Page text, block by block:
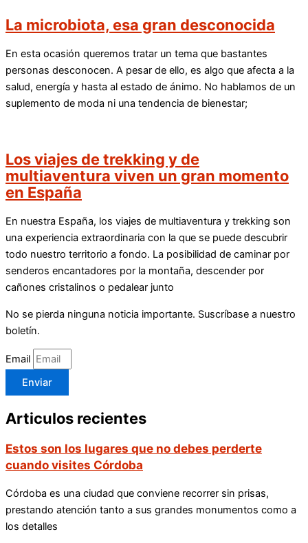
La microbiota, esa gran desconocida
En esta ocasión queremos tratar un tema que bastantes
personas desconocen. A pesar de ello, es algo que afecta a la
salud, energía y hasta al estado de ánimo. No hablamos de un
suplemento de moda ni una tendencia de bienestar;
Los viajes de trekking y de
multiaventura viven un gran momento
en España
En nuestra España, los viajes de multiaventura y trekking son
una experiencia extraordinaria con la que se puede descubrir
todo nuestro territorio a fondo. La posibilidad de caminar por
senderos encantadores por la montaña, descender por
cañones cristalinos o pedalear junto
No se pierda ninguna noticia importante. Suscríbase a nuestro
boletín.
Email
Enviar
Articulos recientes
Estos son los lugares que no debes perderte
cuando visites Córdoba
Córdoba es una ciudad que conviene recorrer sin prisas,
prestando atención tanto a sus grandes monumentos como a
los detalles